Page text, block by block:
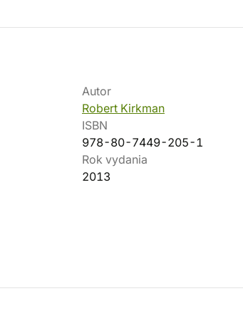
Autor
Robert Kirkman
ISBN
978-80-7449-205-1
Rok vydania
2013